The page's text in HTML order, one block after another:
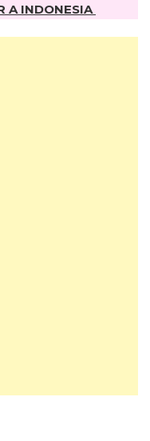
A INDONESIA